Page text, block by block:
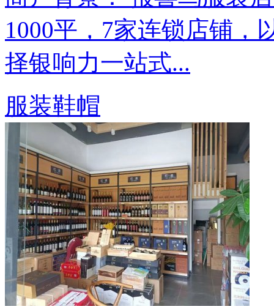
1000平，7家连锁店铺，
择银响力一站式...
服装鞋帽